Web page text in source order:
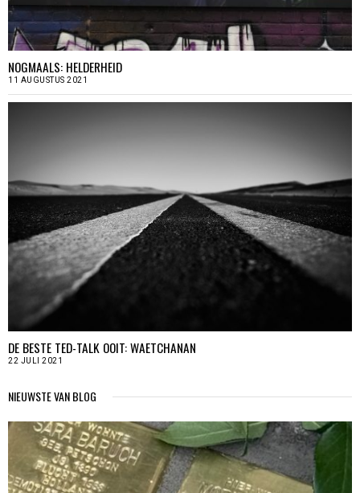
NOGMAALS: HELDERHEID
11 AUGUSTUS 2021
DE BESTE TED-TALK OOIT: WAETCHANAN
22 JULI 2021
NIEUWSTE VAN BLOG